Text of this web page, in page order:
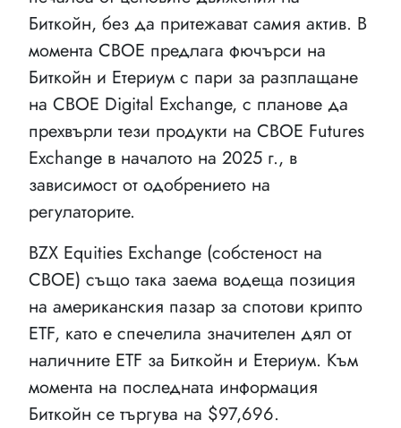
Биткойн, без да притежават самия актив. В
момента CBOE предлага фючърси на
Биткойн и Етериум с пари за разплащане
на CBOE Digital Exchange, с планове да
прехвърли тези продукти на CBOE Futures
Exchange в началото на 2025 г., в
зависимост от одобрението на
регулаторите.
BZX Equities Exchange (собстеност на
CBOE) също така заема водеща позиция
на американския пазар за спотови крипто
ETF, като е спечелила значителен дял от
наличните ETF за Биткойн и Етериум. Към
момента на последната информация
Биткойн се търгува на $97,696.